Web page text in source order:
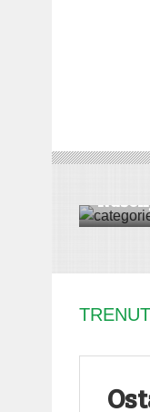
DRUŠTVO|